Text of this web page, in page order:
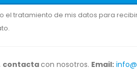
el tratamiento de mis datos para
contactacon nosotros. Email: